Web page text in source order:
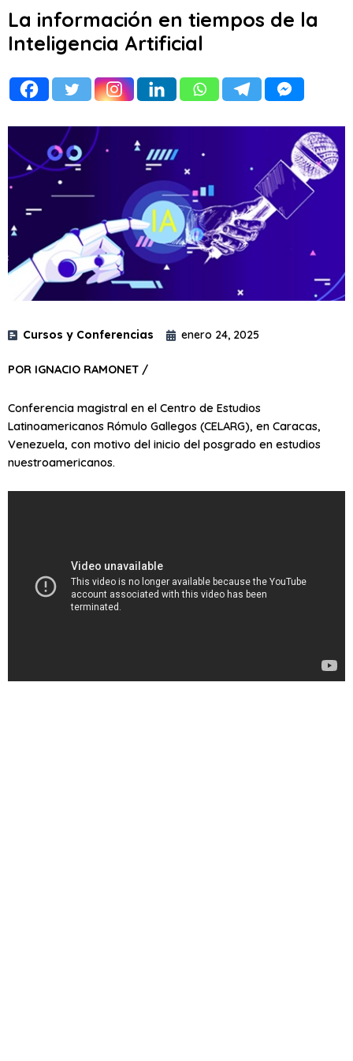
La información en tiempos de la
Inteligencia Artificial
Cursos y Conferencias enero 24, 2025
POR IGNACIO RAMONET /
Conferencia magistral en el Centro de Estudios
Latinoamericanos Rómulo Gallegos (CELARG), en Caracas,
Venezuela, con motivo del inicio del posgrado en estudios
nuestroamericanos.